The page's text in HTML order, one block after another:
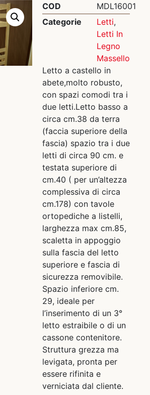
COD
MDL16001
Categorie
Letti,
Letti In
Legno
Massello
Letto a castello in
abete,molto robusto,
con spazi comodi tra i
due letti.Letto basso a
circa cm.38 da terra
(faccia superiore della
fascia) spazio tra i due
letti di circa 90 cm. e
testata superiore di
cm.40 ( per un’altezza
complessiva di circa
cm.178) con tavole
ortopediche a listelli,
larghezza max cm.85,
scaletta in appoggio
sulla fascia del letto
superiore e fascia di
sicurezza removibile.
Spazio inferiore cm.
29, ideale per
l’inserimento di un 3°
letto estraibile o di un
cassone contenitore.
Struttura grezza ma
levigata, pronta per
essere rifinita e
verniciata dal cliente.